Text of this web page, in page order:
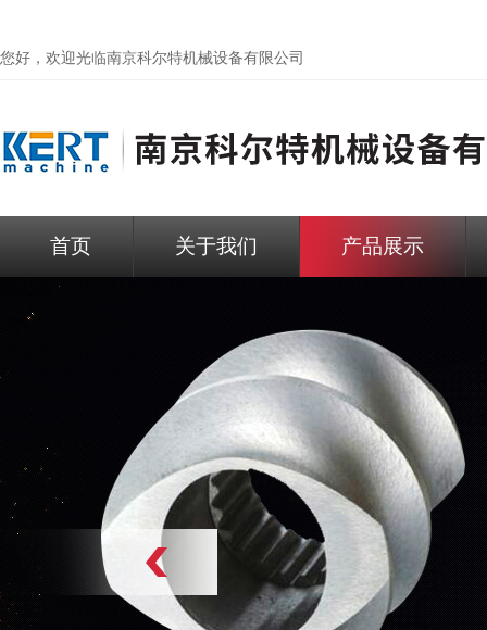
您好，欢迎光临南京科尔特机械设备有限公司
首页 关于我们 产品展示